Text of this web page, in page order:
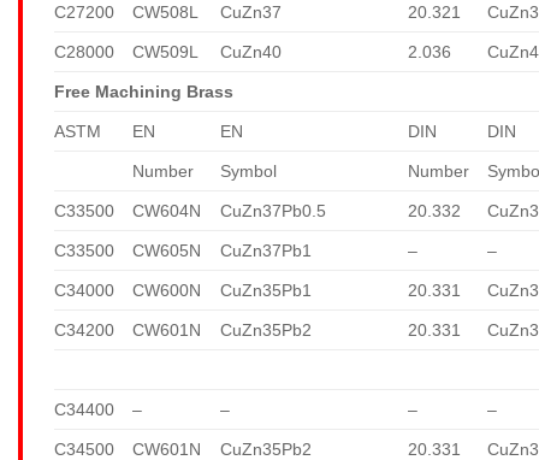
C27200 CW508L CuZn37 20.321
C28000 CW509L CuZn40 2.036
Free Machining Brass
ASTM EN EN DIN DIN
Number Symbol Number
C33500 CW604N CuZn37Pb0.5 20.332
C33500 CW605N CuZn37Pb1 – –
C34000 CW600N CuZn35Pb1 20.331
C34200 CW601N CuZn35Pb2 20.331
C34400 – – – –
C34500 CW601N CuZn35Pb2 20.331